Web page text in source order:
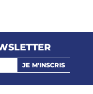
JE M'INSCRIS